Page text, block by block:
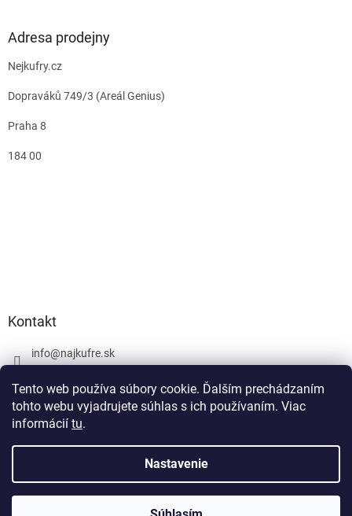
Tento web používa súbory cookie. Ďalším prechádzaním
tohto webu vyjadrujete súhlas s ich používaním. Viac
informácií tu.
Nastavenie
Adresa prodejny
Nejkufry.cz
Dopraváků 749/3 (Areál Genius)
Praha 8
184 00
Kontakt
info@najkufre.sk
Facebook
Vytvoril Shoptet